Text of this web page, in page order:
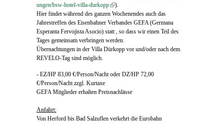
ungen/bsw-hotel-villa-durkopp(link is external)
).
Hier findet während des ganzen Wochenendes auch das
Jahrestreffen des Eisenbahner Verbandes GEFA (Germana
Esperanta Fervojista Asocio) statt , so dass wir einen Teil des
Tages gemeinsam verbringen werden.
Übernachtungen in der Villa Dürkopp vor und/oder nach dem
REVELO-Tag sind möglich.
- EZ/HP 83,00 €/Person/Nacht oder DZ/HP 72,00
€/Person/Nacht zzgl. Kurtaxe
GEFA Mitglieder erhalten Preisnachlässe
Anfahrt:
Von Herford bis Bad Salzuflen verkehrt die Eurobahn